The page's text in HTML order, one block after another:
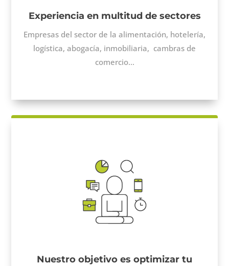
Experiencia en multitud de sectores
Empresas del sector de la alimentación, hotelería,
logística, abogacía, inmobiliaria, cambras de
comercio…
Nuestro objetivo es optimizar tu